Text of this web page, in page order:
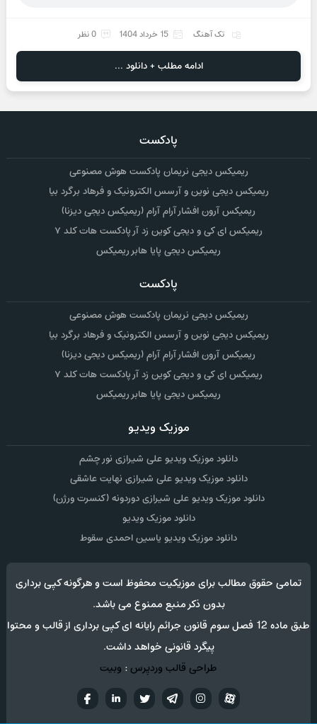
تک آهنگ 15 خرداد 1404 0 نظر
ادامه مطلب + دانلود ...
پادکست
ریمیکس دیجی نریمان پادکست هوش مصنوعی
ریمیکس دیجی نوین و آرسس الکترونیک و فرهاد برگرد بیا
ریمیکس آرون افشار آرام آرام (ریمیکس دیجی دیزنا)
ریمیکس ای کی و دیجی کوین زد آر پادکست هات کلد ۷
ریمیکس دیجی پایا هابر ریمیکس
پادکست
ریمیکس دیجی نریمان پادکست هوش مصنوعی
ریمیکس دیجی نوین و آرسس الکترونیک و فرهاد برگرد بیا
ریمیکس آرون افشار آرام آرام (ریمیکس دیجی دیزنا)
ریمیکس ای کی و دیجی کوین زد آر پادکست هات کلد ۷
ریمیکس دیجی پایا هابر ریمیکس
موزیک ویدیو
دانلود موزیک ویدیو علی شیرازی نور چشم
دانلود موزیک ویدیو علی شیرازی نهایت عاشقی
دانلود موزیک ویدیو علی شیرازی دوردونه (کنسرت ورژن)
دانلود موزیک ویدیو
دانلود موزیک ویدیو یاسین احمدی سقوط
تمامی حقوق مطالب برای موزیکیت محفوظ است و هرگونه کپی برداری
بدون ذکر منبع ممنوع می باشد.
طبق ماده 12 فصل سوم قانون جرائم رایانه ای کپی برداری از قالب و محتوا
پیگرد قانونی خواهد داشت.
طراحی قالب وردپرس: وبیت
تويترتلگراماینستاگرام آپارات